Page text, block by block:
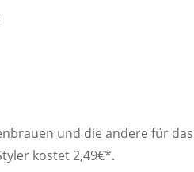
und die andere für das
kostet 2,49€*.